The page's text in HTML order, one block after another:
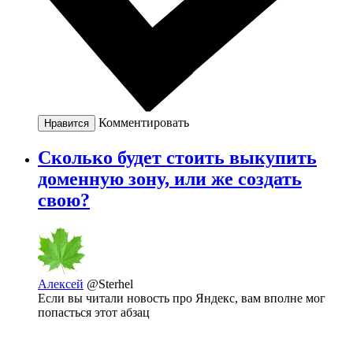
Нравится Комментировать
Сколько будет стоить выкупить
доменную зону, или же создать
свою?
Алексей @Sterhel
Если вы читали новость про Яндекс, вам вполне мог
попасться этот абзац